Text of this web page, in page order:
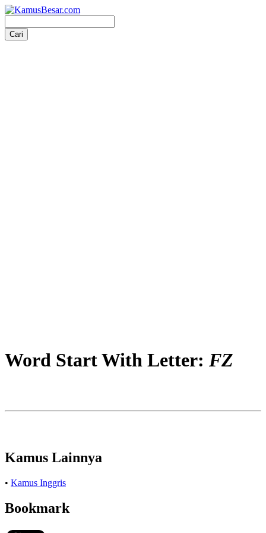
Word Start With Letter: FZ
Kamus Lainnya
• Kamus Inggris
Bookmark